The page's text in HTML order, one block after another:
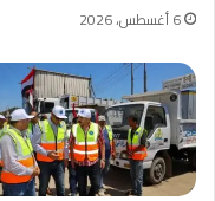
6 أغسطس، 2026